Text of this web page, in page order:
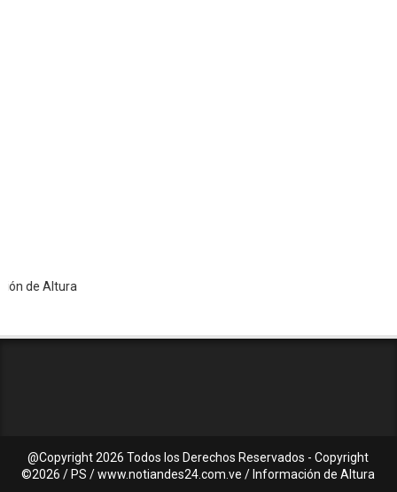
Altura
@Copyright2026 Todos los Derechos Reservados - Copyright
©2026 / PS / www.notiandes24.com.ve / Información de Altura